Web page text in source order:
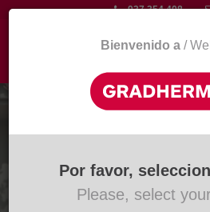
Aller
937 354 408
Brise Soleil
Bienvenido a /
Por favor,
Please, select